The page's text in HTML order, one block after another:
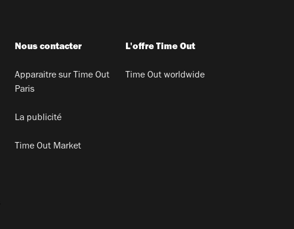
Nous contacter
Apparaitre sur Time Out
Paris
La publicité
Time Out Market
L'offre Time Out
Time Out worldwide